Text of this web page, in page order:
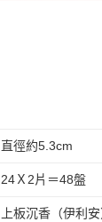
直徑約5.3cm
24Ｘ2片＝48盤
上板沉香（伊利